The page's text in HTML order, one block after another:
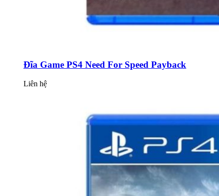
Đĩa Game PS4 Need For Speed Payback
Liên hệ